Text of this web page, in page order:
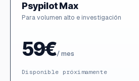
Psypilot Max
Para volumen alto e investigación
59€/ mes
Disponible próximamente